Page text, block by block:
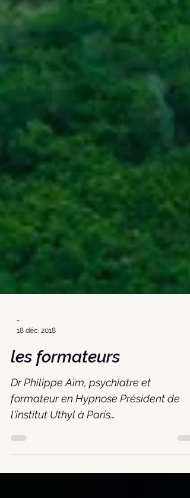
18 déc. 2018
les formateurs
Dr Philippe Aïm, psychiatre et
formateur en Hypnose Président de
l'institut Uthyl à Paris
http://www.institut-uthyl.com/ Dr